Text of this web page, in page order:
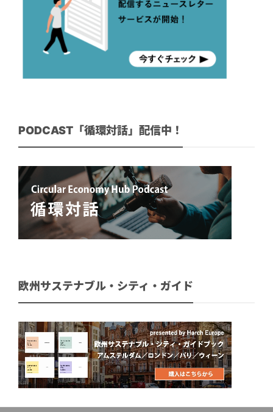
PODCAST「循環対話」配信中！
欧州サステナブル・シティ・ガイド